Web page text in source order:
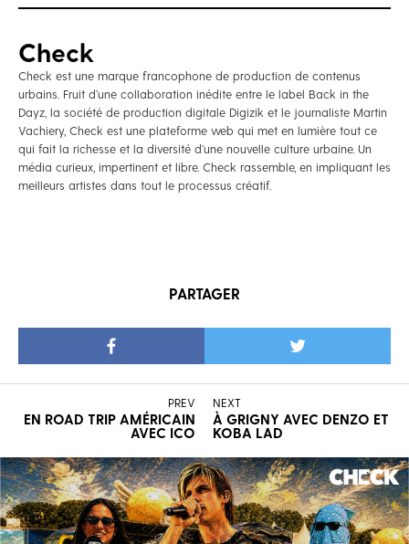
Check
Check est une marque francophone de production de contenus
urbains. Fruit d’une collaboration inédite entre le label Back in the
Dayz, la société de production digitale Digizik et le journaliste Martin
Vachiery, Check est une plateforme web qui met en lumière tout ce
qui fait la richesse et la diversité d’une nouvelle culture urbaine. Un
média curieux, impertinent et libre. Check rassemble, en impliquant les
meilleurs artistes dans tout le processus créatif.
PARTAGER
PREV
EN ROAD TRIP AMÉRICAIN
AVEC ICO
NEXT
À GRIGNY AVEC DENZO ET
KOBA LAD